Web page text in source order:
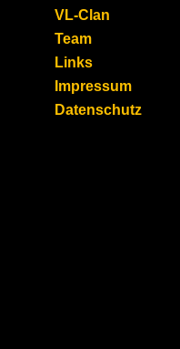
VL-Clan
Team
Links
Impressum
Datenschutz